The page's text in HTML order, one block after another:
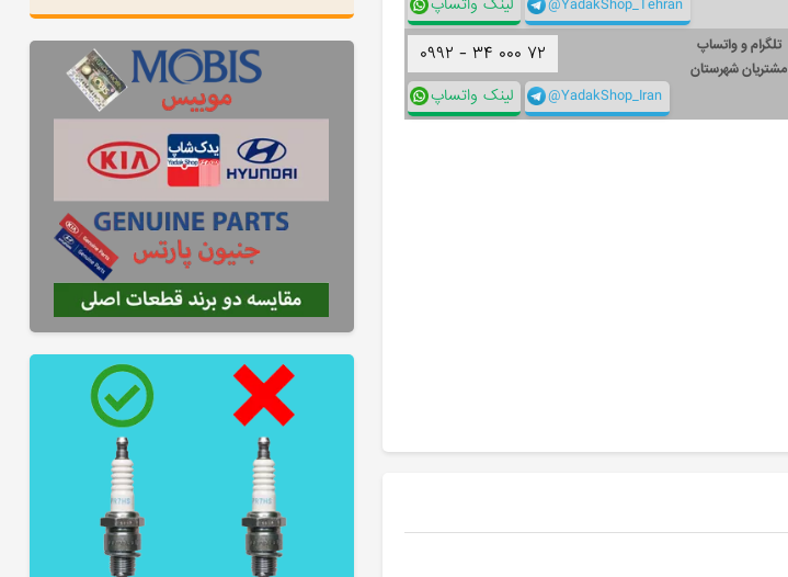
تلگرام و واتساپ
مشتریان شهرستان
۰۹۹۲ - ۳۴ ۰۰۰ ۷۲
لینک واتساپ @YadakShop_Iran